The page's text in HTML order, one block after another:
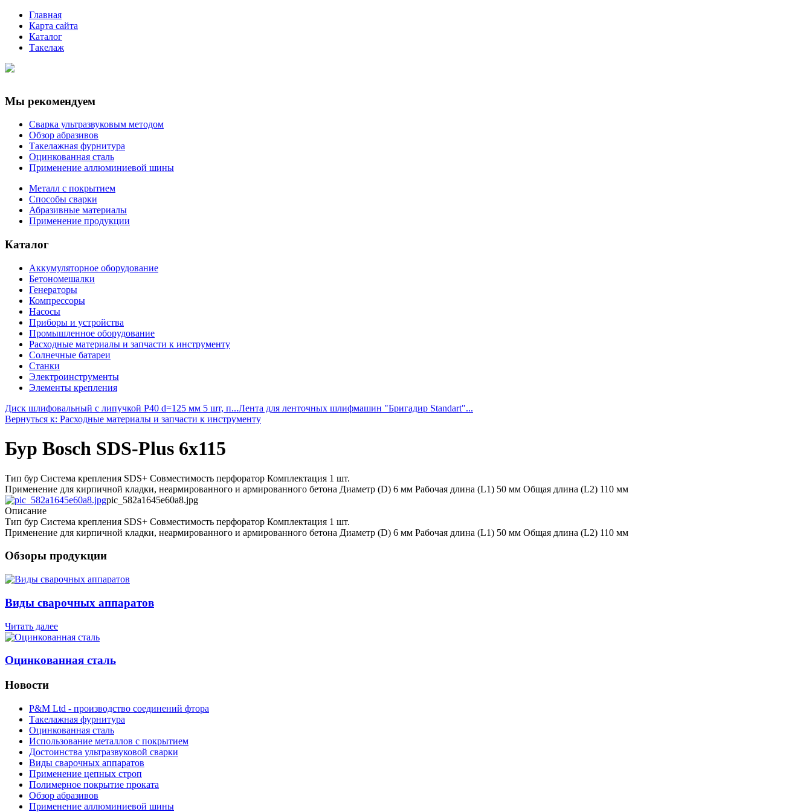
Главная
Карта сайта
Каталог
Такелаж
Мы рекомендуем
Сварка ультразвуковым методом
Обзор абразивов
Такелажная фурнитура
Оцинкованная сталь
Применение аллюминиевой шины
Металл с покрытием
Способы сварки
Абразивные материалы
Применение продукции
Каталог
Аккумуляторное оборудование
Бетономешалки
Генераторы
Компрессоры
Насосы
Приборы и устройства
Промышленное оборудование
Расходные материалы и запчасти к инструменту
Солнечные батареи
Станки
Электроинструменты
Элементы крепления
Диск шлифовальный с липучкой Р40 d=125 мм 5 шт, п...Лента для ленточных шлифмашин "Бригадир Standart"...
Вернуться к: Расходные материалы и запчасти к инструменту
Бур Bosch SDS-Plus 6x115
Тип бур Система крепления SDS+ Совместимость перфоратор Комплектация 1 шт.
Применение для кирпичной кладки, неармированного и армированного бетона Диаметр (D) 6 мм Рабочая длина (L1) 50 мм Общая длина (L2) 110 мм
pic_582a1645e60a8.jpg
Описание
Тип бур Система крепления SDS+ Совместимость перфоратор Комплектация 1 шт.
Применение для кирпичной кладки, неармированного и армированного бетона Диаметр (D) 6 мм Рабочая длина (L1) 50 мм Общая длина (L2) 110 мм
Обзоры продукции
Виды сварочных аппаратов
Читать далее
Оцинкованная сталь
Новости
P&M Ltd - производство соединений фтора
Такелажная фурнитура
Оцинкованная сталь
Использование металлов с покрытием
Достоинства ультразвуковой сварки
Виды сварочных аппаратов
Применение цепных строп
Полимерное покрытие проката
Обзор абразивов
Применение аллюминиевой шины